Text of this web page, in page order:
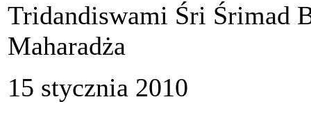
Tridandiswami Śri Śrimad
Maharadża
15 stycznia 2010